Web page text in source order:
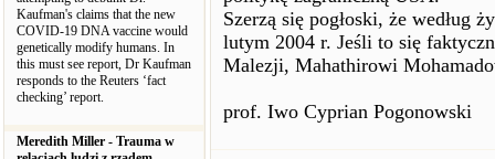
Kaufman's claims that the new
COVID-19 DNA vaccine would
genetically modify humans. In
this must see report, Dr Kaufman
responds to the Reuters ‘fact
checking’ report.
Meredith Miller - Trauma w
Szerzą się pogłoski, że według
lutym 2004 r. Jeśli to się
Malezji, Mahathirowi
prof. Iwo Cyprian Pogonowski